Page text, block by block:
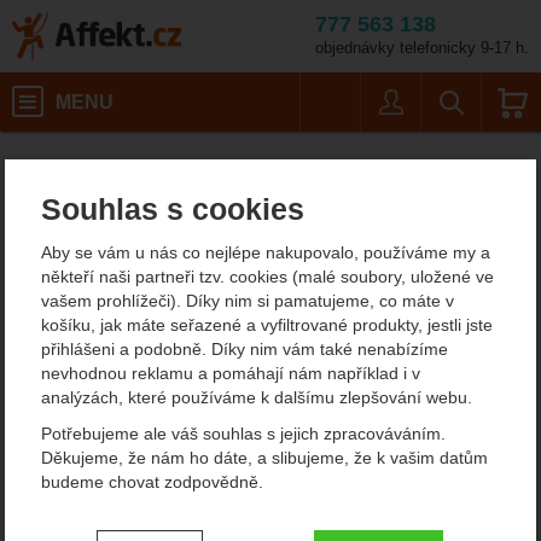
Souhlas s cookies
Aby se vám u nás co nejlépe nakupovalo, používáme my a
někteří naši partneři tzv. cookies (malé soubory, uložené ve
vašem prohlížeči). Díky nim si pamatujeme, co máte v
košíku, jak máte seřazené a vyfiltrované produkty, jestli jste
přihlášeni a podobně. Díky nim vám také nenabízíme
nevhodnou reklamu a pomáhají nám například i v
analýzách, které používáme k dalšímu zlepšování webu.
Potřebujeme ale váš souhlas s jejich zpracováváním.
Děkujeme, že nám ho dáte, a slibujeme, že k vašim datům
budeme chovat zodpovědně.
Nastavení souhlasů s kategoriemi
777 563 138
objednávky telefonicky 9-17 h.
MENU
Dámské outdoorové oblečení
Dámské outdoorové
oblečení
Dámské outdoorové oblečení na hory a turistiku musí chránit před
zimou, přehřátím, odvádět pot a být kvalitní a pohodlné.Jak si
takové oblečení vybrat?A jaké vrstvy oblečení vzít v potaz? Více
v našem průvodci.
DÁMSKÉ
BUNDY